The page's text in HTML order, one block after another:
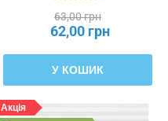
63,00 грн
62,00 грн
У КОШИК
Акція